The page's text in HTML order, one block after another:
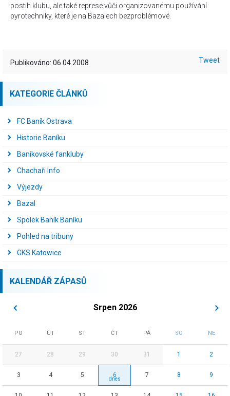
postih klubu, ale také represe vůči organizovanému používání
pyrotechniky, které je na Bazalech bezproblémové.
Publikováno: 06.04.2008 Tweet
KATEGORIE ČLÁNKŮ
FC Baník Ostrava
Historie Baníku
Baníkovské fankluby
Chachaři Info
Výjezdy
Bazal
Spolek Baník Baníku
Pohled na tribuny
GKS Katowice
KALENDÁŘ ZÁPASŮ
Srpen 2026
PO ÚT ST ČT PÁ SO NE
27 28 29 30 31 1 2
3 4 5 6 7 8 9